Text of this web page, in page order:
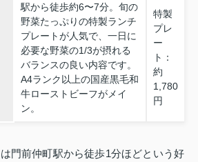
駅から徒歩約6〜7分。旬の
野菜たっぷりの特製ランチ
プレートが人気で、一日に
必要な野菜の1/3が摂れる
バランスの良い内容です。
A4ランク以上の国産黒毛和
牛ローストビーフがメイ
ン。
特製
プレ
ー
ト：
約
1,780
円
門前仲町駅から徒歩1分ほどという好